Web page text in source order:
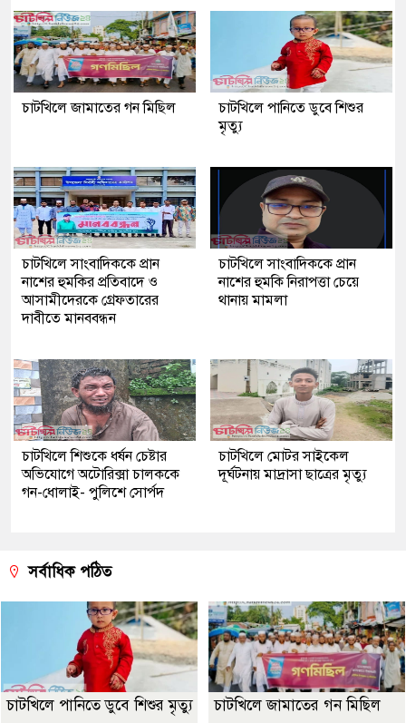
চাটখিলে জামাতের গন মিছিল
চাটখিলে পানিতে ডুবে শিশুর
মৃত্যু
চাটখিলে সাংবাদিককে প্রান
নাশের হুমকির প্রতিবাদে ও
আসামীদেরকে গ্রেফতারের
দাবীতে মানববন্ধন
চাটখিলে সাংবাদিককে প্রান
নাশের হুমকি নিরাপত্তা চেয়ে
থানায় মামলা
চাটখিলে শিশুকে ধর্ষন চেষ্টার
অভিযোগে অটোরিক্সা চালককে
গন-ধোলাই- পুলিশে সোর্পদ
চাটখিলে মোটর সাইকেল
দূর্ঘটনায় মাদ্রাসা ছাত্রের মৃত্যু
সর্বাধিক পঠিত
চাটখিলে পানিতে ডুবে শিশুর মৃত্যু চাটখিলে জামাতের গন মিছিল